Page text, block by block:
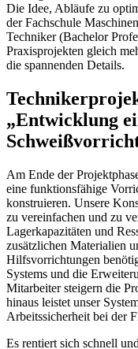
Die Idee, Abläufe zu
der Fachschule
Techniker (Bachelor
Praxisprojekten gleich
die spannenden Details.
„Entwicklung
Am Ende der
eine funktionsfähige
konstruieren. Unsere
zu vereinfachen und zu
Lagerkapazitäten und
zusätzlichen Materialien
Hilfsvorrichtungen
Systems und die
Mitarbeiter steigern die
hinaus leistet unser
Arbeitssicherheit bei der
Es rentiert sich schnell